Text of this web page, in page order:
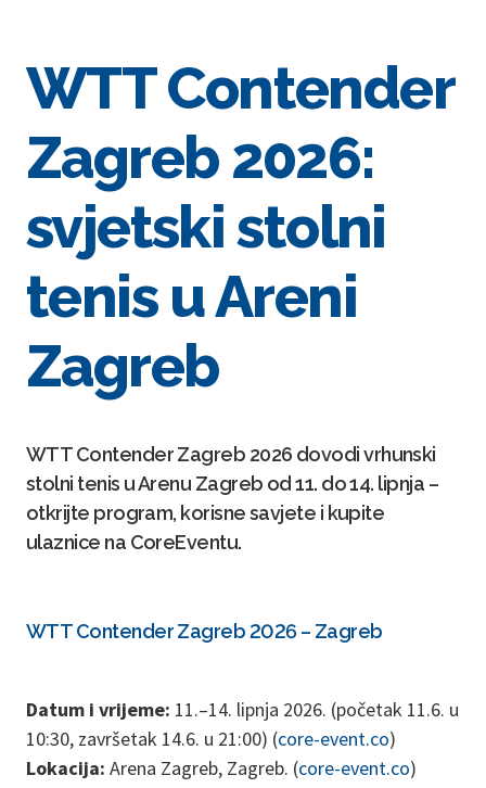
WTT Contender
Zagreb 2026:
svjetski stolni
tenis u Areni
Zagreb
WTT Contender Zagreb 2026 dovodi vrhunski
stolni tenis u Arenu Zagreb od 11. do 14. lipnja –
otkrijte program, korisne savjete i kupite
ulaznice na CoreEventu.
WTT Contender Zagreb 2026 – Zagreb
Datum i vrijeme: 11.–14. lipnja 2026. (početak 11.6. u
10:30, završetak 14.6. u 21:00) (core-event.co)
Lokacija: Arena Zagreb, Zagreb. (core-event.co)